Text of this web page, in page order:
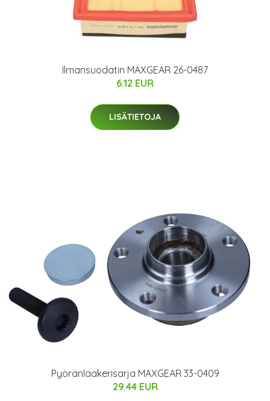
Ilmansuodatin MAXGEAR 26-0487
6.12 EUR
LISÄTIETOJA
Pyöränlaakerisarja MAXGEAR 33-0409
29.44 EUR